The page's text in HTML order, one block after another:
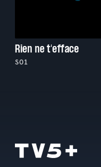
Rien ne t'efface
S01